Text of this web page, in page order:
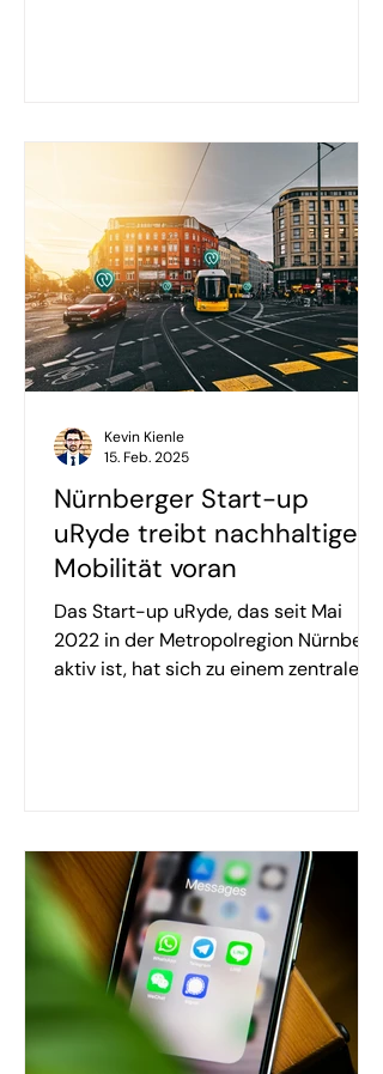
Nürnberger Start-up
uRyde treibt nachhaltige
Mobilität voran
Das Start-up uRyde, das seit Mai
2022 in der Metropolregion Nürnberg
aktiv ist, hat sich zu einem zentralen
Kevin Kienle
15. Feb. 2025